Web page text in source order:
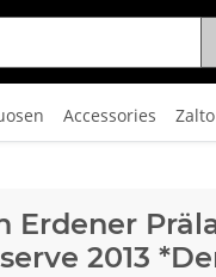
Accessories
Erdener
2013